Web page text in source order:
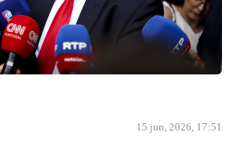
15 jun, 2026, 17:51